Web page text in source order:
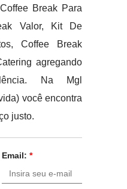
Break Para
Valor, Kit De
Coffee Break
agregando
Na Mgl
você encontra
justo.
Email: *